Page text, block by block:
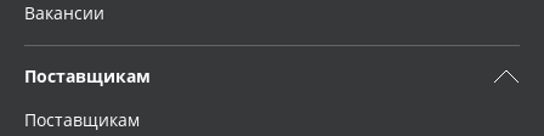
Вакансии
Поставщикам
Поставщикам